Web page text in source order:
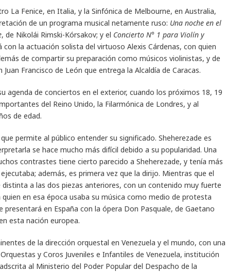
La Fenice, en Italia, y la Sinfónica de Melbourne, en Australia,
de un programa musical netamente ruso: Una noche en el
, de Nikolái Rimski-Kórsakov; y el Concierto N° 1 para Violín y
la actuación solista del virtuoso Alexis Cárdenas, con quien
de compartir su preparación como músicos violinistas, y de
Francisco de León que entrega la Alcaldía de Caracas.
agenda de conciertos en el exterior, cuando los próximos 18, 19
del Reino Unido, la Filarmónica de Londres, y al
de edad.
permite al público entender su significado. Sheherezade es
se hace mucho más difícil debido a su popularidad. Una
contrastes tiene cierto parecido a Sheherezade, y tenía más
además, es primera vez que la dirijo. Mientras que el
a las dos piezas anteriores, con un contenido muy fuerte
en esa época usaba su música como medio de protesta
en España con la ópera Don Pasquale, de Gaetano
esta nación europea.
de la dirección orquestal en Venezuela y el mundo, con una
y Coros Juveniles e Infantiles de Venezuela, institución
al Ministerio del Poder Popular del Despacho de la